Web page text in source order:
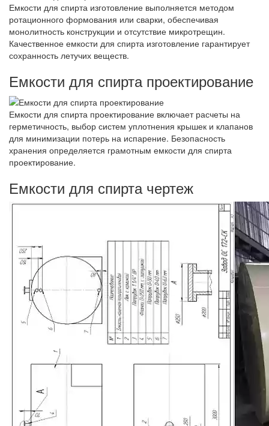
Емкости для спирта изготовление выполняется методом
ротационного формования или сварки, обеспечивая
монолитность конструкции и отсутствие микротрещин.
Качественное емкости для спирта изготовление гарантирует
сохранность летучих веществ.
Емкости для спирта проектирование
Емкости для спирта проектирование включает расчеты на
герметичность, выбор систем уплотнения крышек и клапанов
для минимизации потерь на испарение. Безопасность
хранения определяется грамотным емкости для спирта
проектирование.
Емкости для спирта чертеж